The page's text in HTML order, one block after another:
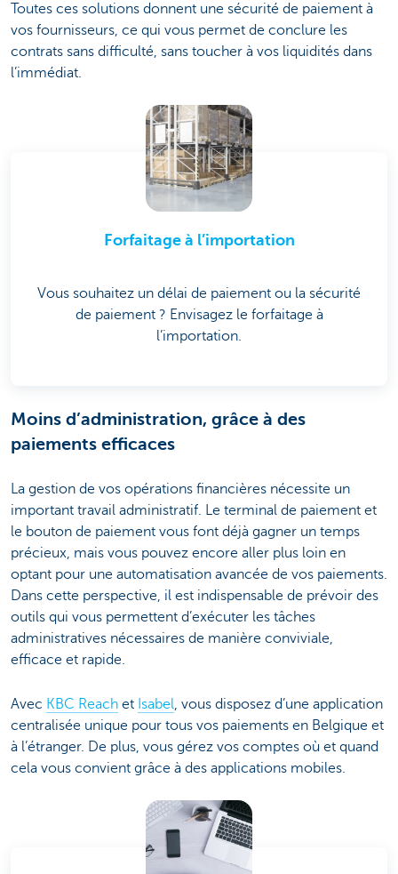
Toutes ces solutions donnent une sécurité de paiement à
vos fournisseurs, ce qui vous permet de conclure les
contrats sans difficulté, sans toucher à vos liquidités dans
l’immédiat.
Forfaitage à l’importation
Vous souhaitez un délai de paiement ou la sécurité
de paiement ? Envisagez le forfaitage à
l’importation.
Moins d’administration, grâce à des
paiements efficaces
La gestion de vos opérations financières nécessite un
important travail administratif. Le terminal de paiement et
le bouton de paiement vous font déjà gagner un temps
précieux, mais vous pouvez encore aller plus loin en
optant pour une automatisation avancée de vos paiements.
Dans cette perspective, il est indispensable de prévoir des
outils qui vous permettent d’exécuter les tâches
administratives nécessaires de manière conviviale,
efficace et rapide.
Avec KBC Reach et Isabel, vous disposez d’une application
centralisée unique pour tous vos paiements en Belgique et
à l’étranger. De plus, vous gérez vos comptes où et quand
cela vous convient grâce à des applications mobiles.